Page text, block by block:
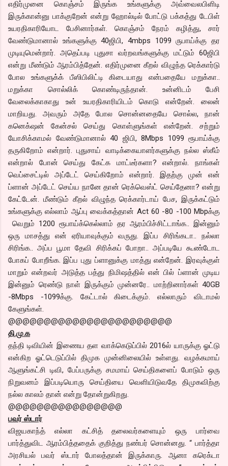
எதிர்முனை கொஞ்சம் இருங்க உங்களுக்கு அவ்வைலபிளிடி
இருக்கான்னு பாக்குறேன் என்று ஹோல்டில் போட்டு பக்கத்து டேபிள்
உயரதிகாரியோட பேசினார்கள். கொஞ்சம் நேரம் கழித்து, சார்
வேண்டுமானால் உங்களுக்கு 40ஜிபி, 4mbps 1099 ருபாய்க்கு தர
முடியுமென்றார். அதெப்படி புதுசா வர்றவங்களுக்கு மட்டும் 60ஜிபி
என்று மீண்டும் ஆரம்பித்தேன். எதிர்முனை கீறல் விழுந்த ரெக்கார்டு
போல உங்களுக்க் பீஸிபிலிட்டி கிடையாது என்பதையே மறுக்கா..
மறுக்கா சொல்லிக் கொண்டிருந்தான். உன்னிடம் பேசி
வேலைக்காகாது உன் உயரதிகாரியிடம் கொடு என்றேன். லைன்
மாறியது. அவரும் அதே போல சொன்னதையே சொல்ல, நான்
கனெக்‌ஷன் கேன்சல் செய்து கொள்ளுங்கள் என்றேன். சற்றும்
யோசிக்காமல் வேண்டுமானால் 40 ஜிபி, 8Mbps 1099 ரூபாய்க்கு
தருகிறோம் என்றார். புதுசாய் வாடிக்கையாளர்களுக்கு நல்ல ஸ்கீம்
என்றால் போன் செய்து கேட்க மாட்டீர்களா? என்றால். நாங்கள்
வெப்சைட்டில் அப்டேட் செய்கிறோம் என்றார். இதற்கு முன் என்
ப்ளான் அப்டேட் செய்ய நானே தான் ரெக்வெஸ்ட் செய்தேனா? என்று
கேட்டேன். மீண்டும் கீறல் விழுந்த ரெக்கார்டாய் பேச, இருக்கட்டும்
உங்களுக்கு எல்லாம் ஆப்பு வைக்கத்தான் Act 60 -80 -100 Mbpக்கு
வெறும் 1200 ரூபாய்க்கெல்லாம் தர ஆரம்பிச்சிட்டாங்க.. இன்னும்
ஒரு மாசத்து என் ஏரியாவுக்கும் வருது. இப்ப சிரிங்கடா.. நல்லா
சிரிங்க.. அப்ப பூமா தேவி சிரிக்கப் போறா.. அப்படியே கூண்டோட
போகப் போறீங்க. இப்ப புது ப்ளானுக்கு மாத்து என்றேன். இரவுக்குள்
மாறும் என்றவர் அடுத்த பத்து நிமிஷத்தில் என் பில் ப்ளான் முடிய
இன்னும் ரெண்டு நாள் இருக்கும் முன்னரே.. மாற்றினார்கள் 40GB
-8Mbps -1099க்கு. கேட்டால் கிடைக்கும். எல்லாரும் விடாமல்
கேளுங்கள்.
@@@@@@@@@@@@@@@@@@@@@@@
தி.மு.க
தந்தி டிவியின் இணைய தள வாக்கெடுப்பில் 2016ல் யாருக்கு ஓட்டு
என்கிற ஓட்டெடுப்பில் திமுக முன்னிலையில் உள்ளது. வழக்கமாய்
ஆளுங்கட்சி டிவி, பேப்பருக்கு சமமாய் செய்திகளைப் போடும் ஒரு
நிறுவனம் இப்படியொரு செய்தியை வெளியிடுவதே திமுகவிற்கு
நல்ல காலம் தான் என்று தோன்றுகிறது.
@@@@@@@@@@@@@@@@
பவர் ஸ்டார்
விஜயகாந்த் எல்லா கட்சித் தலைவர்களையும் ஒரு பார்வை
பார்த்துவிட ஆரம்பித்ததைக் குறித்து நண்பர் சொன்னது. “ பார்த்தா
அரசியல் பவர் ஸ்டார் போலத்தான் இருக்காரு. ஆனா கரெக்டா